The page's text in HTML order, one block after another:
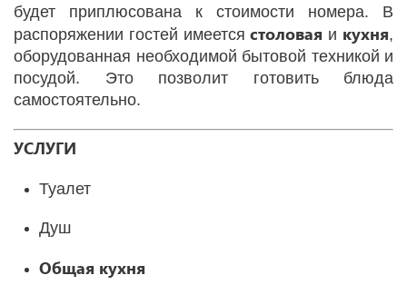
будет приплюсована к стоимости номера. В
распоряжении гостей имеетсястоловая и кухня,
оборудованная необходимой бытовой техникой и
посудой. Это позволит готовить блюда
самостоятельно.
УСЛУГИ
Туалет
Душ
Общая кухня